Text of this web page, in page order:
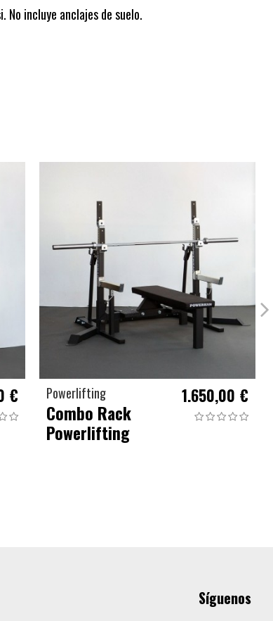
incluye anclajes de suelo.
€ Powerlifting
Combo Rack
Powerlifting
1.650,00 €
Síguenos